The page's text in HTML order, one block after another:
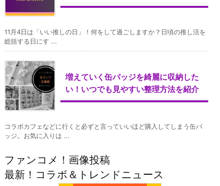
11月4日は「いい推しの日」！何をして過ごしますか？日頃の推し活を
総括する日にす ...
増えていく缶バッジを綺麗に収納した
い！いつでも見やすい整理方法を紹介
コラボカフェなどに行くと必ずと言っていいほど購入してしまう缶バ
ッジ。お気に入りは ...
ファンコメ！画像投稿
最新！コラボ＆トレンドニュース